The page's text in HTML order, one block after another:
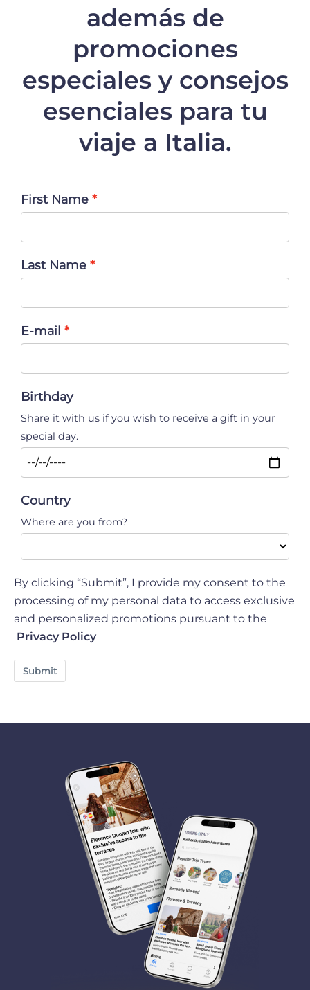
además de
promociones
especiales y consejos
esenciales para tu
viaje a Italia.
First Name
Last Name
E-mail
Birthday
Share it with us if you wish to receive a gift in your
special day.
Country
Where are you from?
By clicking “Submit”, I provide my consent to the
processing of my personal data to access exclusive
and personalized promotions pursuant to the
Privacy Policy
Submit